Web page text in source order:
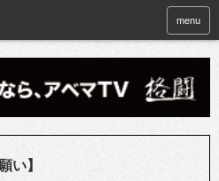
menu
い】